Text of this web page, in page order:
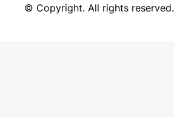
© Copyright. All rights reserved.